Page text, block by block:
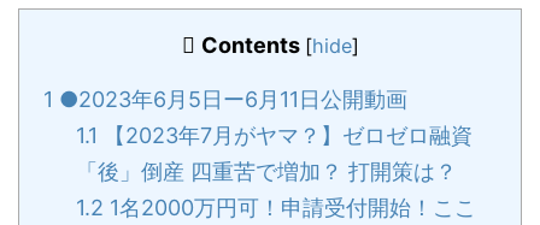
Contents [hide]
1 ●2023年6月5日ー6月11日公開動画
1.1 【2023年7月がヤマ？】ゼロゼロ融資
「後」倒産 四重苦で増加？ 打開策は？
1.2 1名2000万円可！申請受付開始！ここ